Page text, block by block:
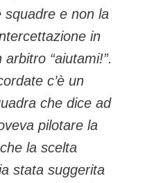
squadre e non la
in
“aiutami!”.
c’è un
che dice ad
pilotare la
la scelta
stata suggerita